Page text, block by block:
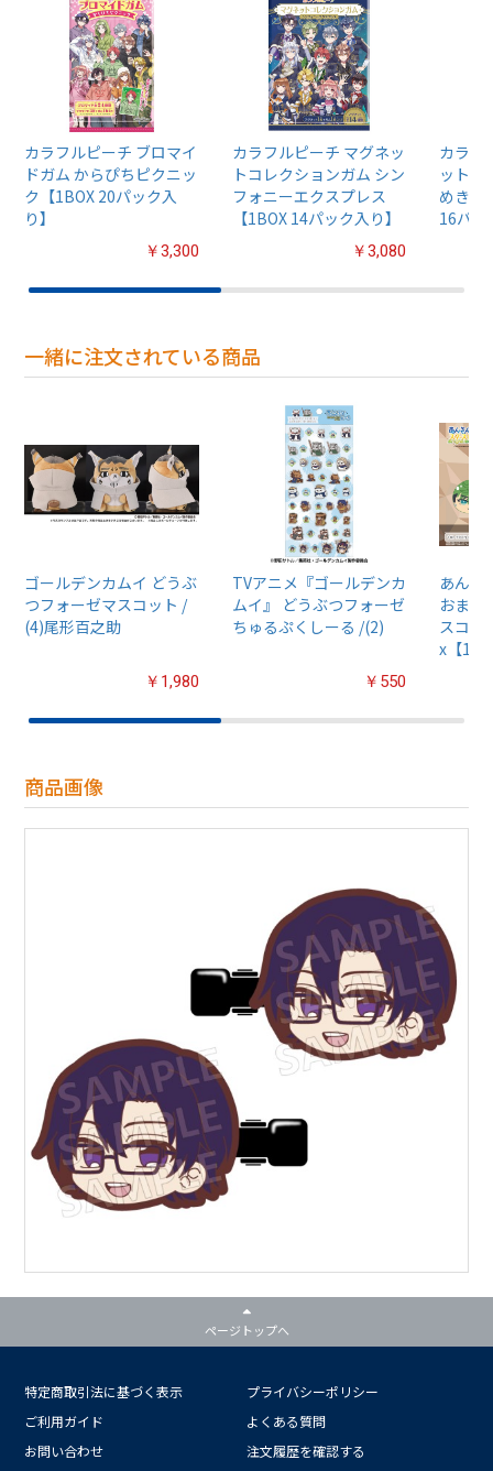
カラフルピーチ ブロマイ
ドガム からぴちピクニッ
ク【1BOX 20パック入
り】
￥3,300
カラフルピーチ マグネッ
トコレクションガム シン
フォニーエクスプレス
【1BOX 14パック入り】
￥3,080
カラフ
ットス
めきレ
16パッ
一緒に注文されている商品
ゴールデンカムイ どうぶ
つフォーゼマスコット /
(4)尾形百之助
￥1,980
TVアニメ『ゴールデンカ
ムイ』 どうぶつフォーゼ
ちゅるぷくしーる /(2)
￥550
あんさ
おまん
スコッ
x【
商品画像
ページトップへ
特定商取引法に基づく表示
プライバシーポリシー
ご利用ガイド
よくある質問
お問い合わせ
注文履歴を確認する